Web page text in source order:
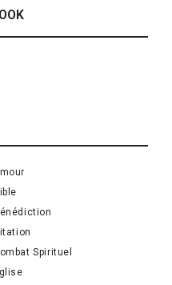
Spirituel